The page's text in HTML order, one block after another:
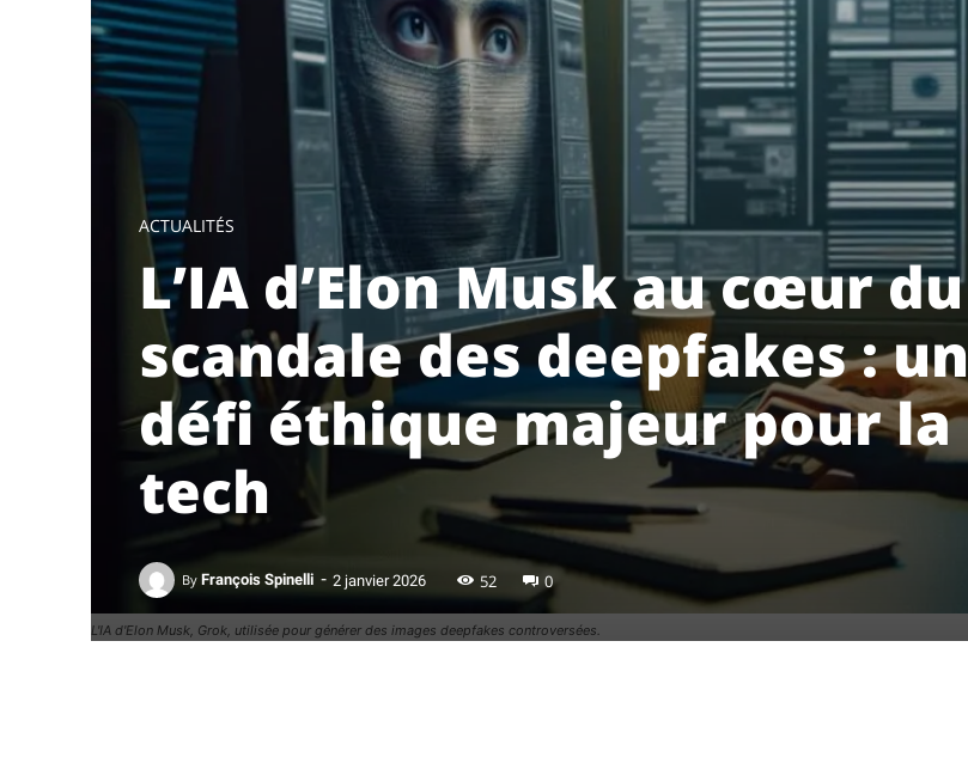
L'IA d'Elon Musk, Grok, utilisée pour générer des images deepfakes controversées.
ACTUALITÉS
L’IA d’Elon Musk au cœur du
scandale des deepfakes : un
défi éthique majeur pour la
tech
By François Spinelli - 2 janvier 2026 52 0